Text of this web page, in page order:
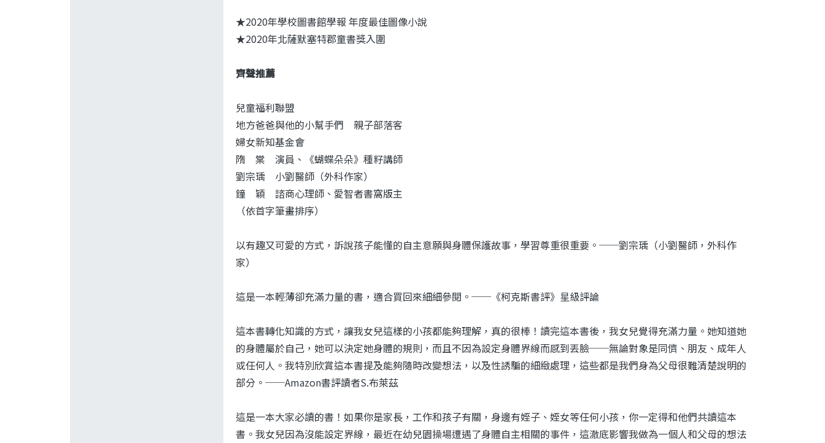
★2020年學校圖書館學報 年度最佳圖像小說
★2020年北薩默塞特郡童書獎入圍
齊聲推薦
兒童福利聯盟
地方爸爸與他的小幫手們 親子部落客
婦女新知基金會
隋 棠 演員、《蝴蝶朵朵》種籽講師
劉宗瑀 小劉醫師（外科作家）
鐘 穎 諮商心理師、愛智者書窩版主
（依首字筆畫排序）
以有趣又可愛的方式，訴說孩子能懂的自主意願與身體保護故事，學習尊重很重要。──劉宗瑀（小劉醫師，外科作
家）
這是一本輕薄卻充滿力量的書，適合買回來細細參閱。──《柯克斯書評》星級評論
這本書轉化知識的方式，讓我女兒這樣的小孩都能夠理解，真的很棒！讀完這本書後，我女兒覺得充滿力量。她知道她
的身體屬於自己，她可以決定她身體的規則，而且不因為設定身體界線而感到丟臉──無論對象是同儕、朋友、成年人
或任何人。我特別欣賞這本書提及能夠隨時改變想法，以及性誘騙的細緻處理，這些都是我們身為父母很難清楚說明的
部分。──Amazon書評讀者S.布萊茲
這是一本大家必讀的書！如果你是家長，工作和孩子有關，身邊有姪子、姪女等任何小孩，你一定得和他們共讀這本
書。我女兒因為沒能設定界線，最近在幼兒園操場遭遇了身體自主相關的事件，這澈底影響我做為一個人和父母的想法